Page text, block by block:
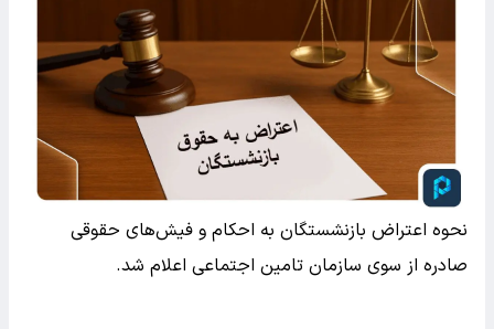
نحوه اعتراض بازنشستگان به احکام و فیش‌های حقوقی
صادره از سوی سازمان تامین اجتماعی اعلام شد.